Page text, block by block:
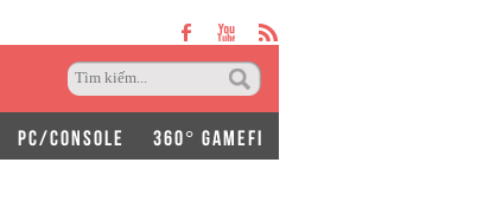
PC/CONSOLE 360° GAMEFI